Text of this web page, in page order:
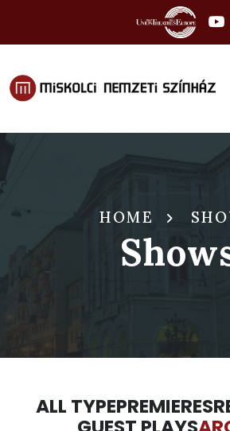
HOME
ALL TYPEPREMIERES